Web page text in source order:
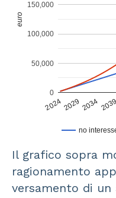
no
20242029 2034 2039
0
50,000
100,000
150,000
euro
Il grafico sopra
ragionamento
versamento di